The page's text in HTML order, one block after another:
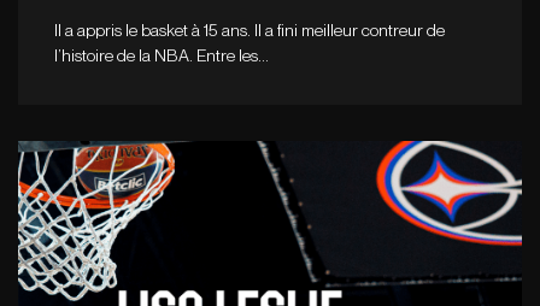
Il a appris le basket à 15 ans. Il a fini meilleur contreur de
l’histoire de la NBA. Entre les…